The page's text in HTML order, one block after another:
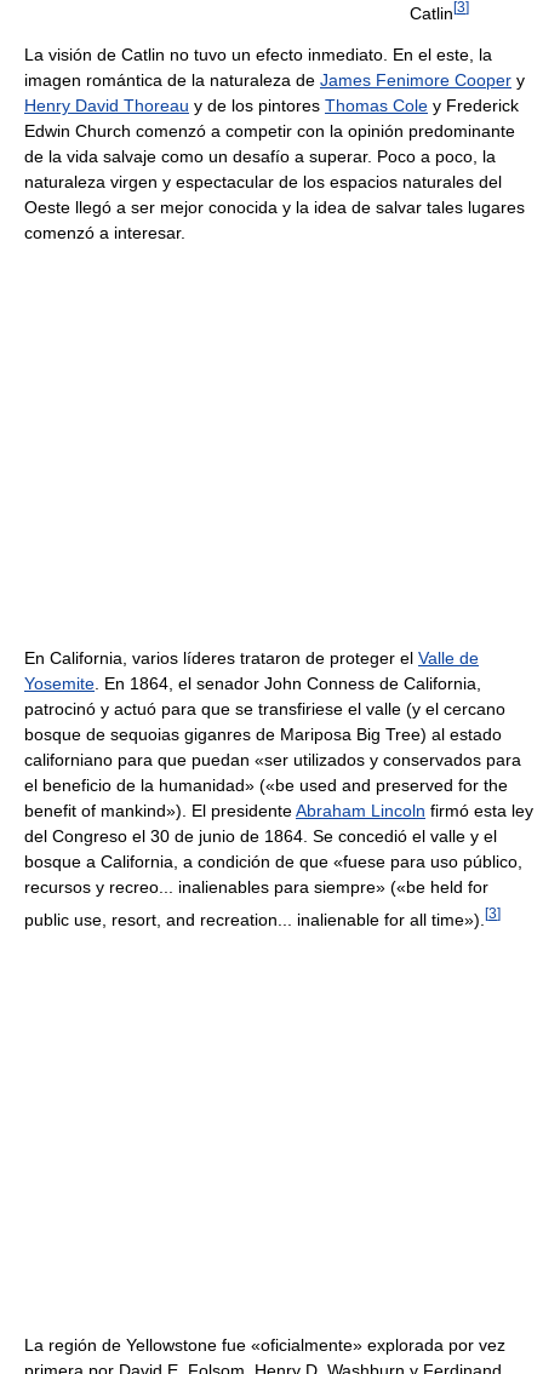
Catlin[3]
La visión de Catlin no tuvo un efecto inmediato. En el este, la
imagen romántica de la naturaleza de James Fenimore Cooper y
Henry David Thoreau y de los pintores Thomas Cole y Frederick
Edwin Church comenzó a competir con la opinión predominante
de la vida salvaje como un desafío a superar. Poco a poco, la
naturaleza virgen y espectacular de los espacios naturales del
Oeste llegó a ser mejor conocida y la idea de salvar tales lugares
comenzó a interesar.
En California, varios líderes trataron de proteger el Valle de
Yosemite. En 1864, el senador John Conness de California,
patrocinó y actuó para que se transfiriese el valle (y el cercano
bosque de sequoias giganres de Mariposa Big Tree) al estado
californiano para que puedan «ser utilizados y conservados para
el beneficio de la humanidad» («be used and preserved for the
benefit of mankind»). El presidenteAbraham Lincoln firmó esta ley
del Congreso el 30 de junio de 1864. Se concedió el valle y el
bosque a California, a condición de que «fuese para uso público,
recursos y recreo... inalienables para siempre» («be held for
public use, resort, and recreation... inalienable for all time»). [3]
La región de Yellowstone fue «oficialmente» explorada por vez